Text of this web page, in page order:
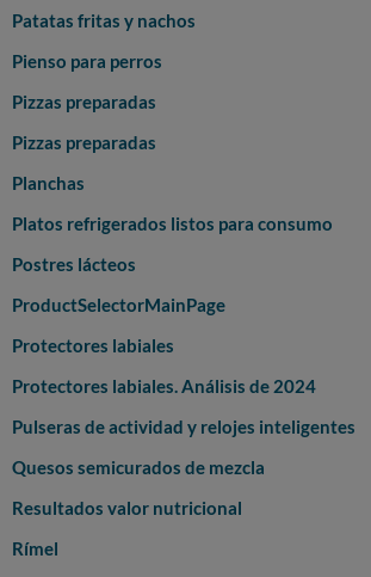
Patatas fritas y nachos
Pienso para perros
Pizzas preparadas
Pizzas preparadas
Planchas
Platos refrigerados listos para consumo
Postres lácteos
ProductSelectorMainPage
Protectores labiales
Protectores labiales. Análisis de 2024
Pulseras de actividad y relojes inteligentes
Quesos semicurados de mezcla
Resultados valor nutricional
Rímel